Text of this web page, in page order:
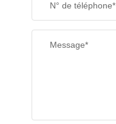
N° de téléphone*
Message*